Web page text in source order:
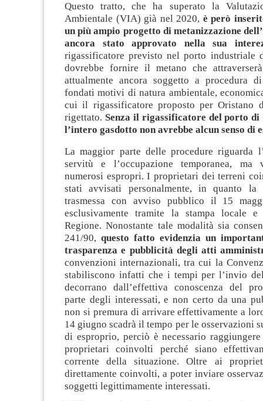
Questo tratto, che ha superato la
Ambientale (VIA) già nel 2020, è però
un più ampio progetto di metanizzazione
ancora stato approvato nella sua
rigassificatore previsto nel porto industriale
dovrebbe fornire il metano che
attualmente ancora soggetto a procedura
fondati motivi di natura ambientale,
cui il rigassificatore proposto per Oristano
rigettato. Senza il rigassificatore del porto di
l’intero gasdotto non avrebbe alcun senso di
La maggior parte delle procedure riguarda
servitù e l’occupazione temporanea, ma
numerosi espropri. I proprietari dei terreni
stati avvisati personalmente, in quanto la
trasmessa con avviso pubblico il 15
esclusivamente tramite la stampa locale
Regione. Nonostante tale modalità sia
241/90, questo fatto evidenzia un
trasparenza e pubblicità degli atti
convenzioni internazionali, tra cui la
stabiliscono infatti che i tempi per l’invio
decorrano dall’effettiva conoscenza del
parte degli interessati, e non certo da una
non si premura di arrivare effettivamente a
14 giugno scadrà il tempo per le osservazioni
di esproprio, perciò è necessario
proprietari coinvolti perché siano
corrente della situazione. Oltre ai
direttamente coinvolti, a poter inviare
soggetti legittimamente interessati.